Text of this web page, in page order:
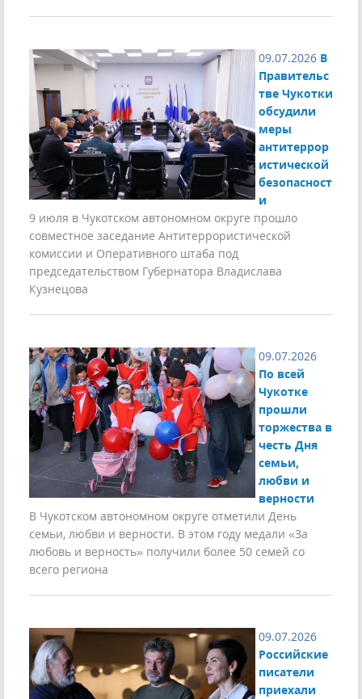
09.07.2026 В
Правительс
тве Чукотки
обсудили
меры
антитеррор
истической
безопасност
и
9 июля в Чукотском автономном округе прошло
совместное заседание Антитеррористической
комиссии и Оперативного штаба под
председательством Губернатора Владислава
Кузнецова
09.07.2026
По всей
Чукотке
прошли
торжества в
честь Дня
семьи,
любви и
верности
В Чукотском автономном округе отметили День
семьи, любви и верности. В этом году медали «За
любовь и верность» получили более 50 семей со
всего региона
09.07.2026
Российские
писатели
приехали